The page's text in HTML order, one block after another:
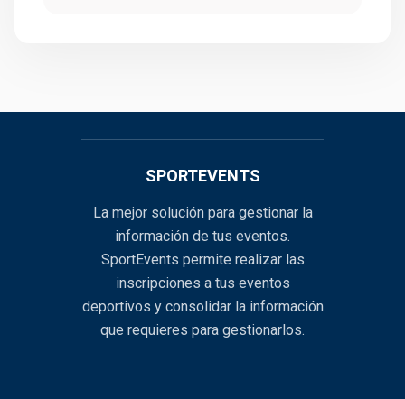
SPORTEVENTS
La mejor solución para gestionar la
información de tus eventos.
SportEvents permite realizar las
inscripciones a tus eventos
deportivos y consolidar la información
que requieres para gestionarlos.